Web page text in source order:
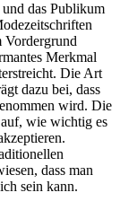
das Publikum
Vordergrund
Merkmal
Die Art
dazu bei, dass
wird. Die
wie wichtig es
dass man
sein kann.